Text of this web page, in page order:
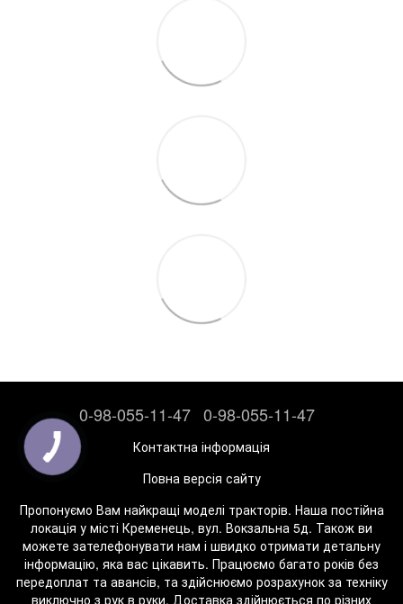
0-98-055-11-47 0-98-055-11-47
Контактна інформація
Повна версія сайту
Пропонуємо Вам найкращі моделі тракторів. Наша постійна
локація у місті Кременець, вул. Вокзальна 5д. Також ви
можете зателефонувати нам і швидко отримати детальну
інформацію, яка вас цікавить. Працюємо багато років без
передоплат та авансів, та здійснюємо розрахунок за техніку
виключно з рук в руки. Доставка здійнюється по різних